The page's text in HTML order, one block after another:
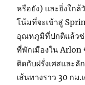
หรือยัง) และยิ่งใกล้
โน้มที่จะเข้าสู่
อุณหภูมิที่ปกติแล้วช่
ที่พักเมืองใน Arlon
ติดกับฝรั่งเศสและลั
เส้นทางราว 30 กม.